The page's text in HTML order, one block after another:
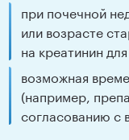
при почечной
или возрасте
на креатинин
возможная
(например,
согласованию с